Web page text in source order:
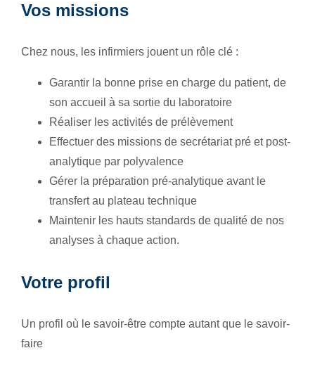
Vos missions
Chez nous, les infirmiers jouent un rôle clé :
Garantir la bonne prise en charge du patient, de
son accueil à sa sortie du laboratoire
Réaliser les activités de prélèvement
Effectuer des missions de secrétariat pré et post-
analytique par polyvalence
Gérer la préparation pré-analytique avant le
transfert au plateau technique
Maintenir les hauts standards de qualité de nos
analyses à chaque action.
Votre profil
Un profil où le savoir-être compte autant que le savoir-
faire